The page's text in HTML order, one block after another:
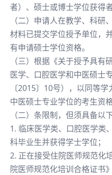
者）、硕士或博士学位获得者
（二）申请人在教学、科
材料已提交学位授予单位，
有申请硕士学位资格。
（三）根据《关于授予具
医学、口腔医学和中医硕士
〔2015〕10号），以同等
中医硕士专业学位的考生资
（二）条限制，但须具备以
1. 临床医学类、口腔医学类
科毕业生并获得学士学位；
2. 正在接受住院医师规范化
院医师规范化培训合格证书